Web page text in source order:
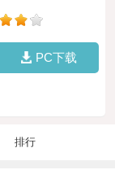
PC下载
排行